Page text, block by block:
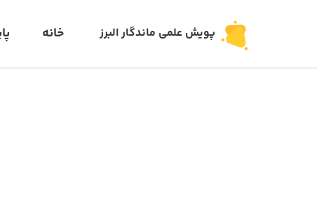
پویش علمی ماندگار البرز‍ خانه